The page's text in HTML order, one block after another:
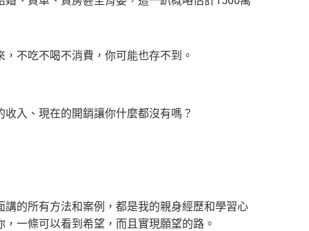
不吃不喝不消費，你可能也存不到。
入、現在的開銷讓你什麼都沒有嗎？
的所有方法和案例，都是我的親身經歷和學習心
一條可以看到希望，而且實現願望的路。